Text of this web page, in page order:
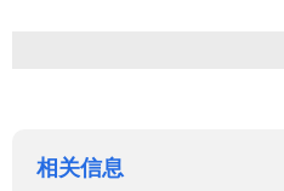
相关信息